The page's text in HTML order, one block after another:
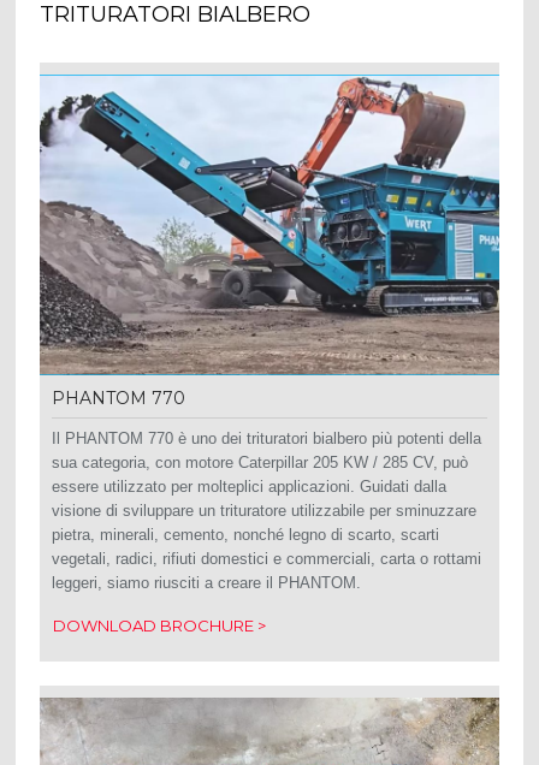
TRITURATORI BIALBERO
PHANTOM 770
Il PHANTOM 770 è uno dei trituratori bialbero più potenti della
sua categoria, con motore Caterpillar 205 KW / 285 CV, può
essere utilizzato per molteplici applicazioni.Guidati dalla
visione di sviluppare un trituratore utilizzabile per sminuzzare
pietra, minerali, cemento, nonché legno di scarto, scarti
vegetali, radici, rifiuti domestici e commerciali, carta o rottami
leggeri, siamo riusciti a creare il
PHANTOM.
DOWNLOAD BROCHURE >